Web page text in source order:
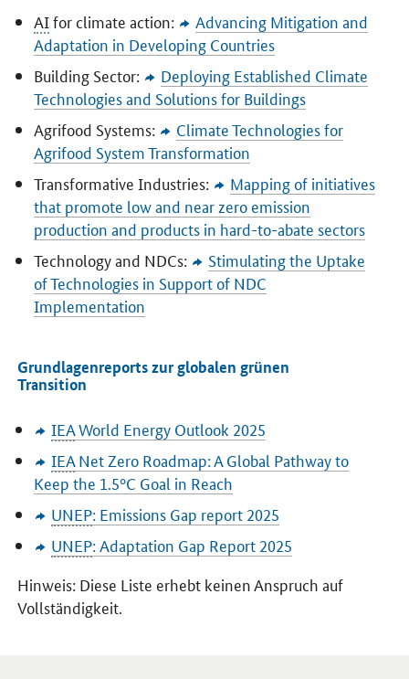
AIfor climate action:
Advancing Mitigation and
Adaptation in Developing Countries
Building Sector:
Deploying Established Climate
Technologies and Solutions for Buildings
Agrifood Systems:
Climate Technologies for
Agrifood System Transformation
Transformative Industries:
Mapping of initiatives
that promote low and near zero emission
production and products in hard-to-abate sectors
Technology and NDCs:
Stimulating the Uptake
of Technologies in Support of NDC
Implementation
Grundlagenreports zur globalen grünen
Transition
IEAWorld Energy Outlook 2025
IEA Net Zero Roadmap: A Global Pathway to
Keep the 1.5°C Goal in Reach
UNEP: Emissions Gap report2025
UNEP: Adaptation Gap Report2025
Hinweis: Diese Liste erhebt keinen Anspruch auf
Vollständigkeit.